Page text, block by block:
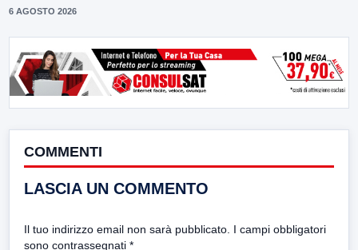
6 AGOSTO 2026
COMMENTI
LASCIA UN COMMENTO
Il tuo indirizzo email non sarà pubblicato. I campi obbligatori
sono contrassegnati *